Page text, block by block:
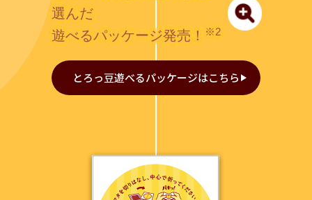
選んだ
遊べるパッケージ発売！
※2
とろっ豆遊べるパッケージはこちら